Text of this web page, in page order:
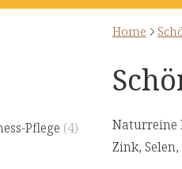
Pflege (4)
Home
Naturreine
Zink,